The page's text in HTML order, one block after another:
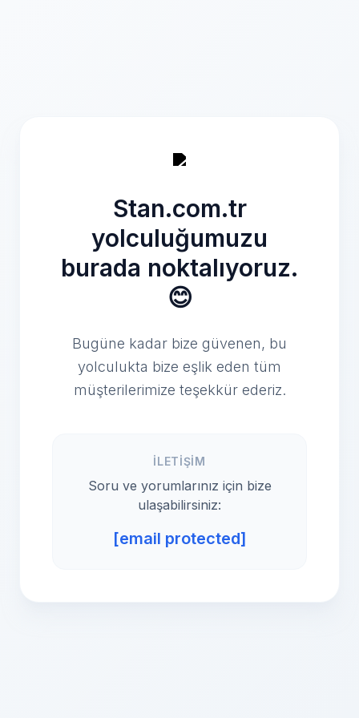
Stan.com.tr
yolculuğumuzu
burada noktalıyoruz.
😊
Bugüne kadar bize güvenen, bu
yolculukta bize eşlik eden tüm
müşterilerimize teşekkür ederiz.
İLETIŞIM
Soru ve yorumlarınız için bize
ulaşabilirsiniz:
[email protected]